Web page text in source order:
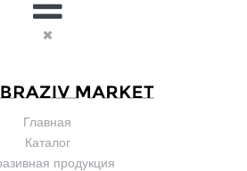
Главная
Каталог
продукция